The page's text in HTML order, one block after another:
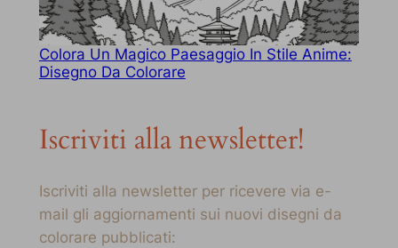
Colora Un Magico Paesaggio In Stile Anime:
Disegno Da Colorare
Iscriviti alla newsletter!
Iscriviti alla newsletter per ricevere via e-
mail gli aggiornamenti sui nuovi disegni da
colorare pubblicati: